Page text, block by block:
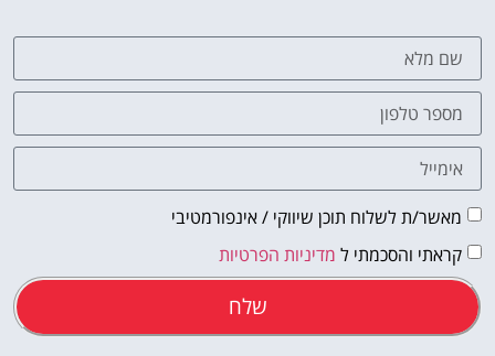
לחצו
מאשר/ת לשלוח תוכן שיווקי / אינפורמטיבי
קראתי והסכמתי ל מדיניות הפרטיות
שלח